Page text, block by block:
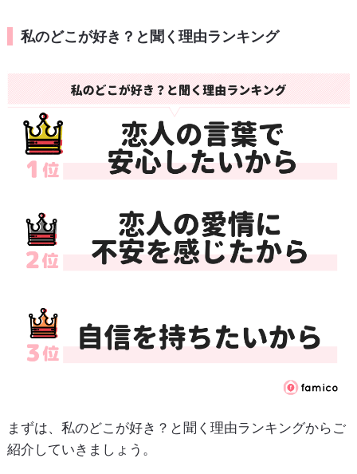
私のどこが好き？と聞く理由ランキング
まずは、私のどこが好き？と聞く理由ランキングからご
紹介していきましょう。